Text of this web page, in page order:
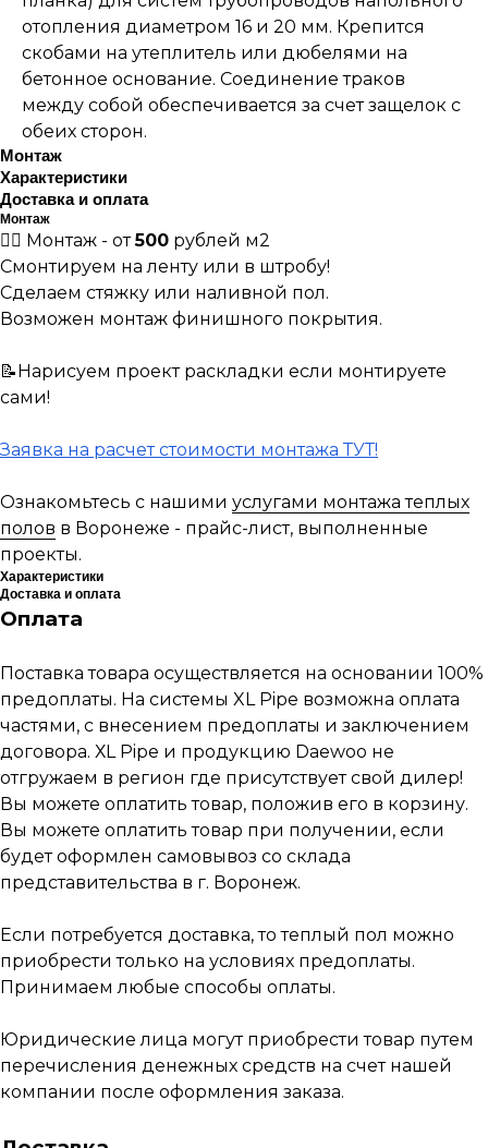
отопления диаметром 16 и 20 мм. Крепится
скобами на утеплитель или дюбелями на
бетонное основание. Соединение траков
между собой обеспечивается за счет защелок с
обеих сторон.
Монтаж
Характеристики
Доставка и оплата
Монтаж
👷‍♀️ Монтаж - от500 рублей м2
Смонтируем на ленту или в штробу!
Сделаем стяжку или наливной пол.
Возможен монтаж финишного покрытия.
📝Нарисуем проект раскладки если монтируете
сами!
Заявка на расчет стоимости монтажа ТУТ!
Ознакомьтесь с нашими услугами монтажа теплых
полов в Воронеже - прайс-лист, выполненные
проекты.
Характеристики
Доставка и оплата
Оплата
Поставка товара осуществляется на основании 100%
предоплаты. На системы XL Pipe возможна оплата
частями, с внесением предоплаты и заключением
договора. ХL Pipe и продукцию Daewoo не
отгружаем в регион где присутствует свой дилер!
Вы можете оплатить товар, положив его в корзину.
Вы можете оплатить товар при получении, если
будет оформлен самовывоз со склада
представительства в г. Воронеж.
Если потребуется доставка, то теплый пол можно
приобрести только на условиях предоплаты.
Принимаем любые способы оплаты.
Юридические лица могут приобрести товар путем
перечисления денежных средств на счет нашей
компании после оформления заказа.
Наши работы
по монтажутеплых
полов
Каталог
Электро-водяной теплый пол XL PIPE
Пленочные теплые полы